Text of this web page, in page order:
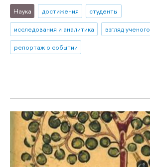
Наука достижения
студенты
исследования и аналитика
взгляд ученого
репортаж о событии